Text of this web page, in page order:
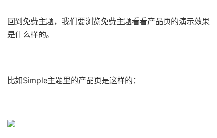
回到免费主题，我们要浏览免费主题看看产品页的演示效果
是什么样的。
比如Simple主题里的产品页是这样的：